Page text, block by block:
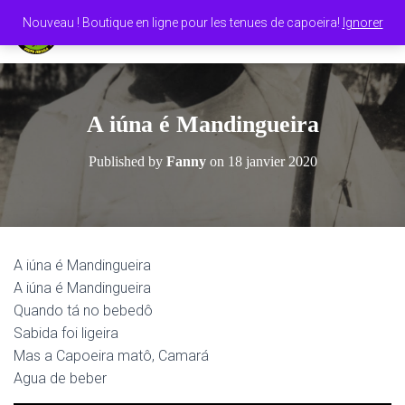
Nouveau ! Boutique en ligne pour les tenues de capoeira! Ignorer
O
U
V
R
R
A iúna é Mandingueira
Published by Fannyon 18 janvier 2020
A iúna é Mandingueira
A iúna é Mandingueira
Quando tá no bebedô
Sabida foi ligeira
Mas a Capoeira matô, Camará
Agua de beber